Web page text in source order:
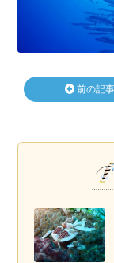
前の記